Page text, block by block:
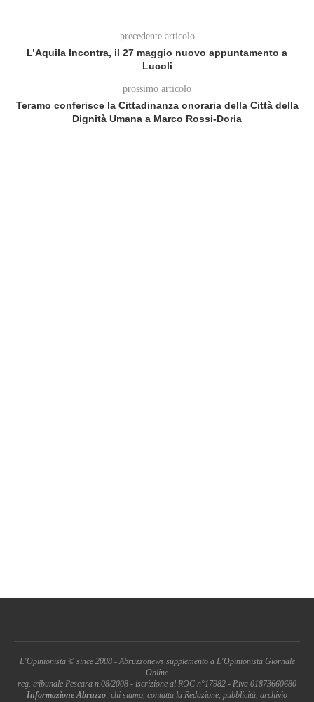
precedente articolo
L’Aquila Incontra, il 27 maggio nuovo appuntamento a
Lucoli
prossimo articolo
Teramo conferisce la Cittadinanza onoraria della Città della
Dignità Umana a Marco Rossi‑Doria
L'Opinionista © since 2008 - Abruzzonews supplemento a L'Opinionista Giornale
Online
reg. tribunale Pescara n.08/2008 - iscrizione al ROC n°17982 - P.iva 01873660680
Informazione Abruzzo: chi siamo, contatta la Redazione, pubblicità, archivio